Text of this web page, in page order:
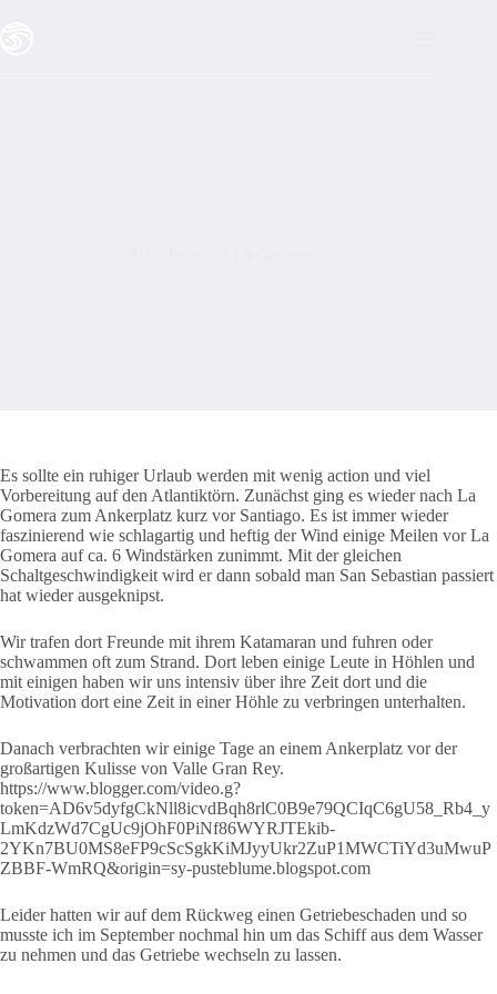
Es sollte ein ruhiger Urlaub werden mit wenig action und viel
Vorbereitung auf den Atlantiktörn. Zunächst ging es wieder nach La
Gomera zum Ankerplatz kurz vor Santiago. Es ist immer wieder
faszinierend wie schlagartig und heftig der Wind einige Meilen vor La
Gomera auf ca. 6 Windstärken zunimmt. Mit der gleichen
Schaltgeschwindigkeit wird er dann sobald man San Sebastian passiert
hat wieder ausgeknipst.
Wir trafen dort Freunde mit ihrem Katamaran und fuhren oder
schwammen oft zum Strand. Dort leben einige Leute in Höhlen und
mit einigen haben wir uns intensiv über ihre Zeit dort und die
Motivation dort eine Zeit in einer Höhle zu verbringen unterhalten.
Danach verbrachten wir einige Tage an einem Ankerplatz vor der
großartigen Kulisse von Valle Gran Rey.
https://www.blogger.com/video.g?
token=AD6v5dyfgCkNll8icvdBqh8rlC0B9e79QCIqC6gU58_Rb4_y
LmKdzWd7CgUc9jOhF0PiNf86WYRJTEkib-
2YKn7BU0MS8eFP9cScSgkKiMJyyUkr2ZuP1MWCTiYd3uMwuP
ZBBF-WmRQ&origin=sy-pusteblume.blogspot.com
Leider hatten wir auf dem Rückweg einen Getriebeschaden und so
musste ich im September nochmal hin um das Schiff aus dem Wasser
zu nehmen und das Getriebe wechseln zu lassen.